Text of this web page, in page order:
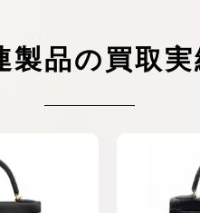
製品の買取実